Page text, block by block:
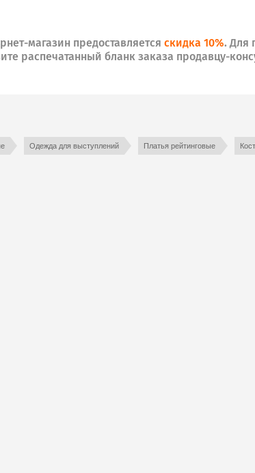
магазин предоставляется скидка 10%. Для
распечатанный бланк заказа продавцу-
Одежда для выступлений Платья рейтинговые